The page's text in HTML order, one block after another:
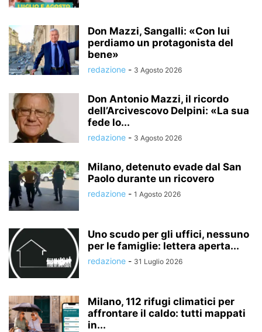
Don Mazzi, Sangalli: «Con lui
perdiamo un protagonista del
bene»
redazione - 3 Agosto 2026
Don Antonio Mazzi, il ricordo
dell’Arcivescovo Delpini: «La sua
fede lo...
redazione - 3 Agosto 2026
Milano, detenuto evade dal San
Paolo durante un ricovero
redazione - 1 Agosto 2026
Uno scudo per gli uffici, nessuno
per le famiglie: lettera aperta...
redazione - 31 Luglio 2026
Milano, 112 rifugi climatici per
affrontare il caldo: tutti mappati
in...